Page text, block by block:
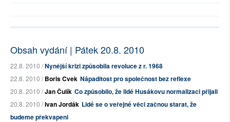
Obsah vydání | Pátek 20.8. 2010
22.8. 2010 /Nynější krizi způsobila revoluce z r. 1968
22.8. 2010 /Boris Cvek Nápaditost pro společnost bez reflexe
20.8. 2010 /Jan Čulík Co způsobilo, že lidé Husákovu normalizaci přijali
20.8. 2010 /Ivan Jordák Lidé se o veřejné věci začnou starat, že
budeme překvapeni